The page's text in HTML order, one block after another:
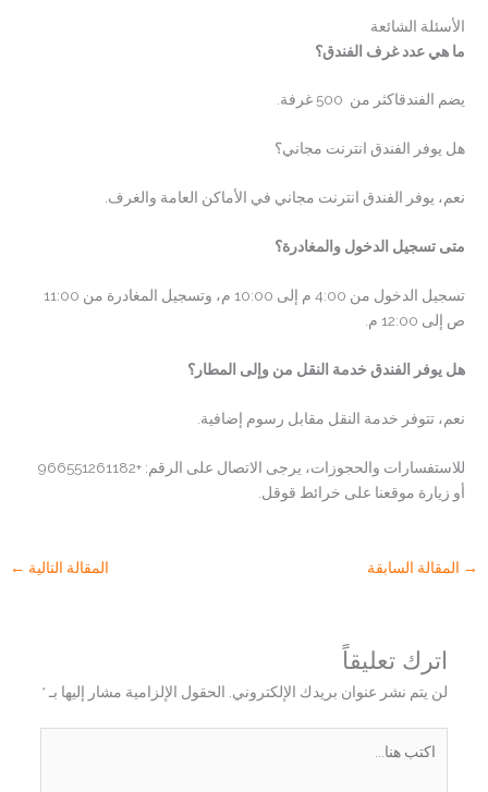
الأسئلة الشائعة
ما هي عدد غرف الفندق؟
يضم الفندقاكثر من 500 غرفة.
هل يوفر الفندق انترنت مجاني؟
نعم، يوفر الفندق انترنت مجاني في الأماكن العامة والغرف.
متى تسجيل الدخول والمغادرة؟
تسجيل الدخول من 4:00 م إلى 10:00 م، وتسجيل المغادرة من 11:00
ص إلى 12:00 م.
هل يوفر الفندق خدمة النقل من وإلى المطار؟
نعم، تتوفر خدمة النقل مقابل رسوم إضافية.
للاستفسارات والحجوزات، يرجى الاتصال على الرقم: +966551261182
أو زيارة موقعنا على خرائط قوقل.
→ المقالة السابقة المقالة التالية ←
اترك تعليقاً
لن يتم نشر عنوان بريدك الإلكتروني. الحقول الإلزامية مشار إليها بـ *